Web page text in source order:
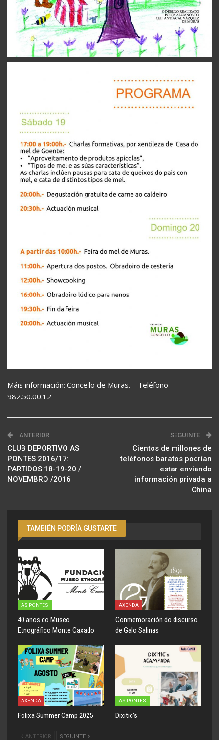
Máis información: Concello de Muras. – Teléfono
982.50.00.12
ANTERIOR
CLUB DEPORTIVO AS
PONTES 2016/17:
PARTIDOS 18-19-20 /
NOVEMBRO /2016
SEGUINTE
Cientos de millones de
teléfonos baratos podrían
estar enviando
información privada a
China
TAMBIÉN PODRÍA GUSTARTE
AS PONTES
40 anos do Museo
Etnográfico Monte Caxado
AXENDA
Conmemoración do discurso
de Galo Salinas
AXENDA
Folixa Summer Camp 2025
AS PONTES
Dixitic’s
ANTERIOR SEGUINTE